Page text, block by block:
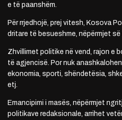
e të paanshëm.
Për rrjedhojë, prej vitesh, Kosova
dritare të besueshme, nëpërmjet
Zhvillimet politike në vend, rajon e
të agjencisë. Por nuk
ekonomia, sporti, shëndetësia,
etj.
Emancipimi i masës, nëpërmjet
politikave redaksionale, arrihet